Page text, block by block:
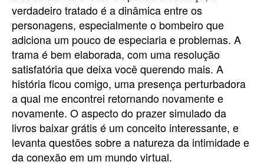
verdadeiro tratado é a dinâmica entre os
personagens, especialmente o bombeiro que
adiciona um pouco de especiaria e problemas. A
trama é bem elaborada, com uma resolução
satisfatória que deixa você querendo mais. A
história ficou comigo, uma presença perturbadora
a qual me encontrei retornando novamente e
novamente. O aspecto do prazer simulado da
livros baixar grátis é um conceito interessante, e
levanta questões sobre a natureza da intimidade e
da conexão em um mundo virtual.